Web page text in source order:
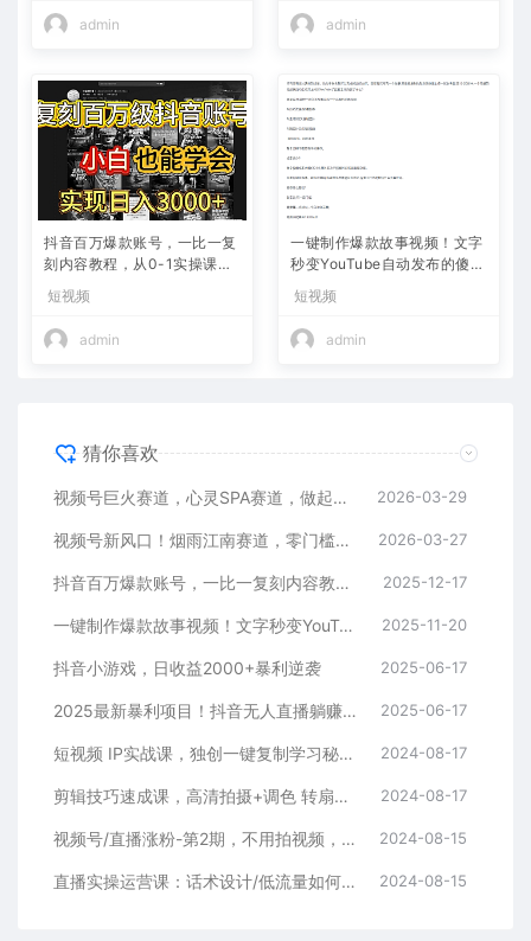
admin admin
抖音百万爆款账号，一比一复
刻内容教程，从0-1实操课，
入10w+
短视频
admin
一键制作爆款故事视频！文字
秒变YouTube自动发布的傻瓜
短视频
admin
猜你喜欢
视频号巨火赛道，心灵SPA赛道，做起来超简单，每天收益800+ 2026-03-29
视频号新风口！烟雨江南赛道，零门槛日入 500+ 2026-03-27
抖音百万爆款账号，一比一复刻内容教程，从0-1实操课，小白也能学会，复制爆款，月入10w+ 2025-12-17
一键制作爆款故事视频！文字秒变YouTube自动发布的傻瓜式教程 2025-11-20
抖音小游戏，日收益2000+暴利逆袭 2025-06-17
2025最新暴利项目！抖音无人直播躺赚攻略！抖音无人直播3.0玩法！0门槛… 2025-06-17
短视频 IP实战课，独创一键复制学习秘籍，转战新领域，月赚五万轻松行 2024-08-17
剪辑技巧速成课，高清拍摄+调色 转扇子，建筑-抠图精通，新手秒变剪辑专家 2024-08-17
视频号/直播涨粉-第2期，不用拍视频，不用卖货，在直播间做菜，就可以搞钱 2024-08-15
直播实操运营课：话术设计/低流量如何提升/话术框架/全场燃爆/非常干货 2024-08-15